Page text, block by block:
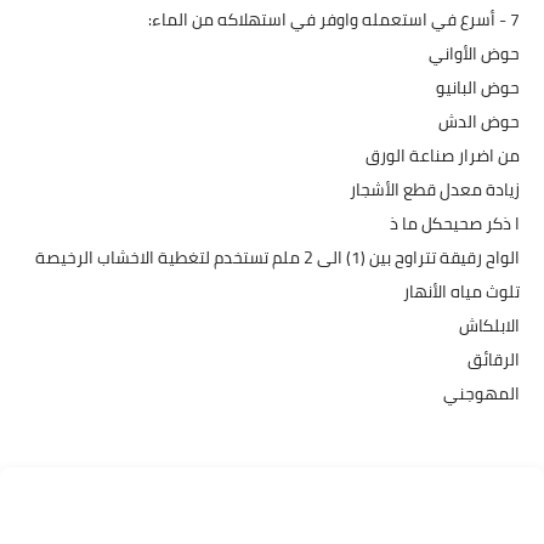
7 - أسرع في استعمله واوفر في استهلاكه من الماء:
حوض الأواني
حوض البانيو
حوض الدش
من اضرار صناعة الورق
زيادة معدل قطع الأشجار
ا ذكر صحيحكل ما ذ
الواح رقيقة تتراوح بين (1) الى 2 ملم تستخدم لتغطية الاخشاب الرخيصة
تلوث مياه الأنهار
الابلكاش
الرقائق
المهوجني